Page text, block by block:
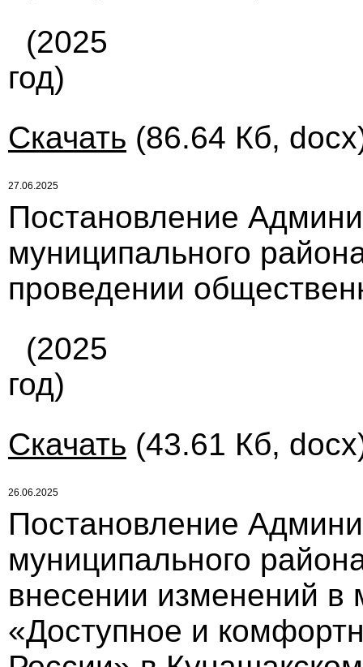
(2025
год)
Скачать (86.64 Кб,
27.06.2025
Постановление
муниципального
проведении
(2025
год)
Скачать (43.61 Кб,
26.06.2025
Постановление
муниципального
внесении изменений
«Доступное и